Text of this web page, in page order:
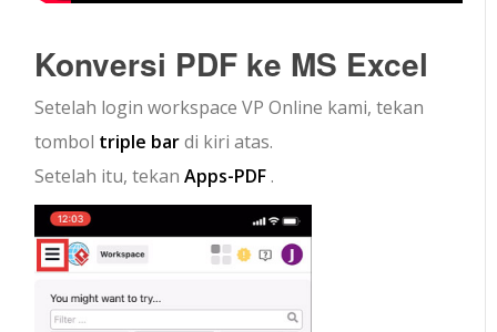
Konversi PDF ke MS Excel
Setelah login workspace VP Online kami, tekan
tombol triple bardi kiri atas.
Setelah itu, tekanApps-PDF.